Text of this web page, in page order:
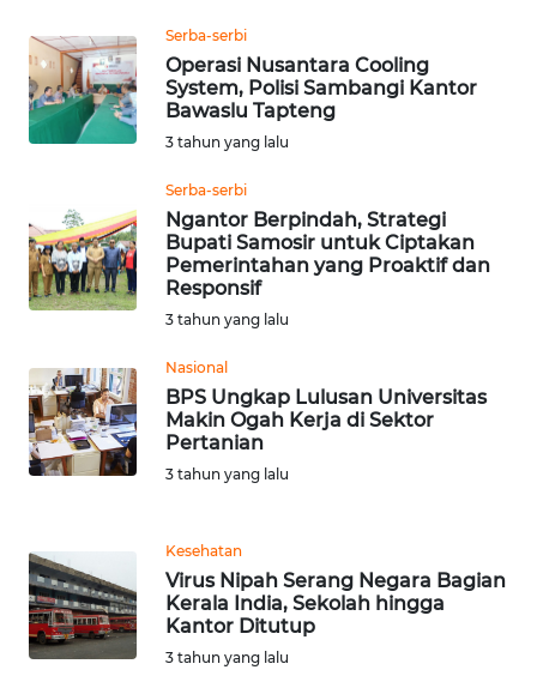
Serba-serbi
Operasi Nusantara Cooling
System, Polisi Sambangi Kantor
Bawaslu Tapteng
3 tahun yang lalu
Serba-serbi
Ngantor Berpindah, Strategi
Bupati Samosir untuk Ciptakan
Pemerintahan yang Proaktif dan
Responsif
3 tahun yang lalu
Nasional
BPS Ungkap Lulusan Universitas
Makin Ogah Kerja di Sektor
Pertanian
3 tahun yang lalu
Kesehatan
Virus Nipah Serang Negara Bagian
Kerala India, Sekolah hingga
Kantor Ditutup
3 tahun yang lalu
WN
KALTARA
WN
WN
KALTIM
WN
WN
GORONTALO
WN
MALUKU
WN